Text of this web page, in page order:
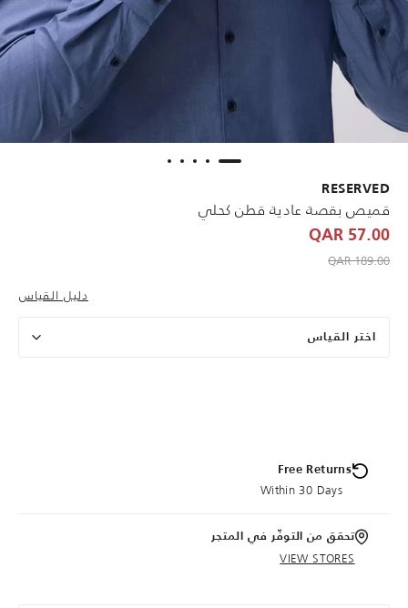
RESERVED
قميص بقصة عادية قطن كحلي
57.00 QAR
Price reduced from
189.00 QAR
to 57.00 QAR
دليل القياس
اختر القياس
Free Returns
Within 30 Days
تحقق من التوفّر في المتجر
VIEW STORES